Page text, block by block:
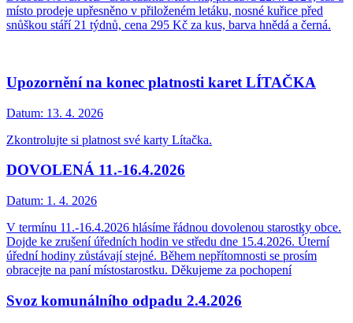
místo prodeje upřesněno v přiloženém letáku, nosné kuřice před
snůškou stáří 21 týdnů, cena 295 Kč za kus, barva hnědá a černá.
Upozornění na konec platnosti karet LÍTAČKA
Datum: 13. 4. 2026
Zkontrolujte si platnost své karty Lítačka.
DOVOLENÁ 11.-16.4.2026
Datum: 1. 4. 2026
V termínu 11.-16.4.2026 hlásíme řádnou dovolenou starostky obce.
Dojde ke zrušení úředních hodin ve středu dne 15.4.2026. Úterní
úřední hodiny zůstávají stejné. Během nepřítomnosti se prosím
obracejte na paní místostarostku. Děkujeme za pochopení
Svoz komunálního odpadu 2.4.2026